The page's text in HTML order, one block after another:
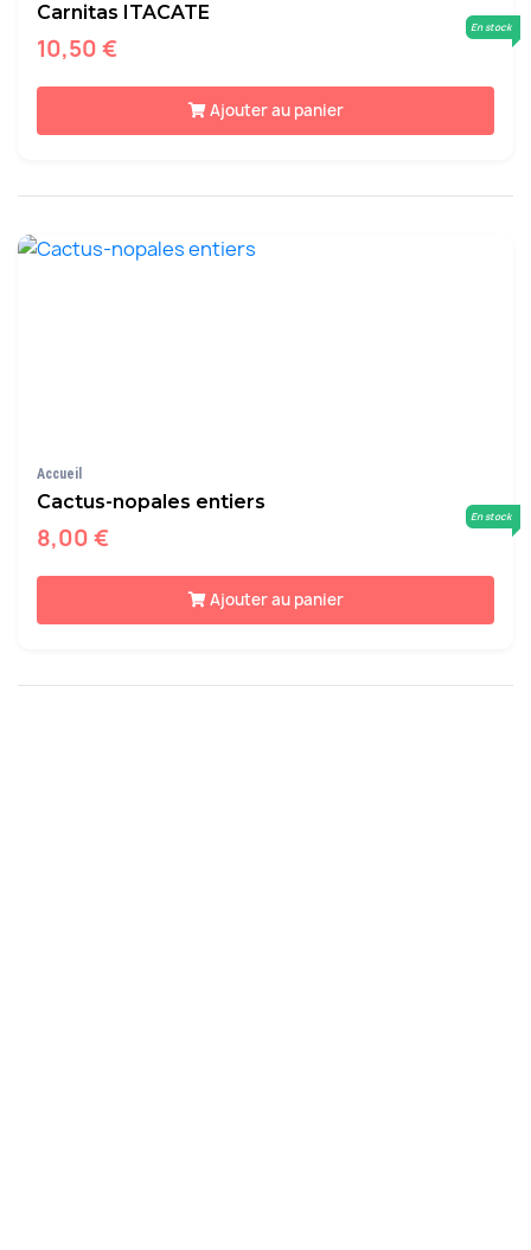
Carnitas ITACATE
10,50 €
En stock
Ajouter au panier
Accueil
Cactus-nopales entiers
8,00 €
En stock
Ajouter au panier